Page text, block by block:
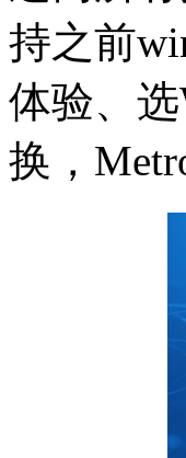
持之前
体验、
换，